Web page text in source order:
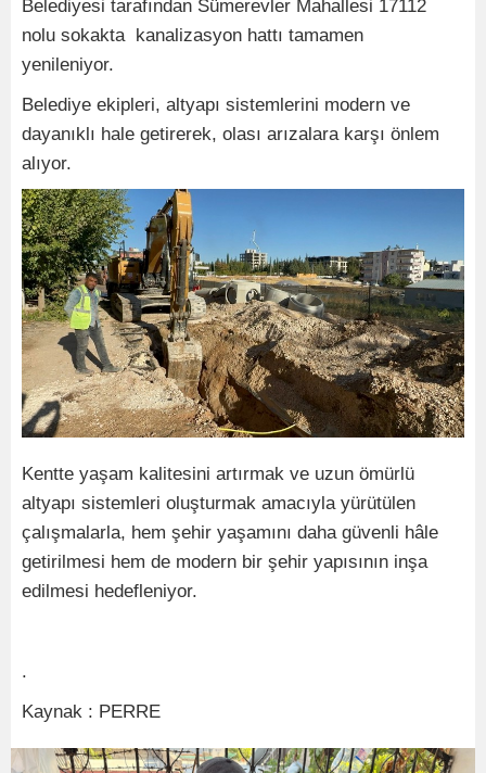
Belediyesi tarafından Sümerevler Mahallesi 17112
nolu sokakta kanalizasyon hattı tamamen
yenileniyor.
Belediye ekipleri, altyapı sistemlerini modern ve
dayanıklı hale getirerek, olası arızalara karşı önlem
alıyor.
Kentte yaşam kalitesini artırmak ve uzun ömürlü
altyapı sistemleri oluşturmak amacıyla yürütülen
çalışmalarla, hem şehir yaşamını daha güvenli hâle
getirilmesi hem de modern bir şehir yapısının inşa
edilmesi hedefleniyor.
.
Kaynak : PERRE